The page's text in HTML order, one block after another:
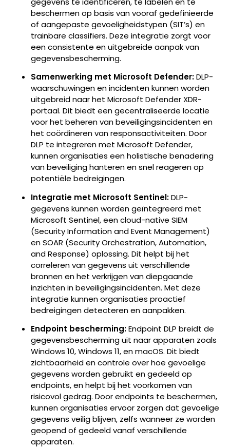
beschermen op basis van vooraf gedefinieerde
of aangepaste gevoeligheidstypen (SIT’s) en
trainbare classifiers. Deze integratie zorgt voor
een consistente en uitgebreide aanpak van
gegevensbescherming.
Samenwerking met Microsoft Defender:DLP-
waarschuwingen en incidenten kunnen worden
uitgebreid naar het Microsoft Defender XDR-
portaal. Dit biedt een gecentraliseerde locatie
voor het beheren van beveiligingsincidenten en
het coördineren van responsactiviteiten. Door
DLP te integreren met Microsoft Defender,
kunnen organisaties een holistische benadering
van beveiliging hanteren en snel reageren op
potentiële bedreigingen.
Integratie met Microsoft Sentinel:DLP-
gegevens kunnen worden geïntegreerd met
Microsoft Sentinel, een cloud-native SIEM
(Security Information and Event Management)
en SOAR (Security Orchestration, Automation,
and Response) oplossing. Dit helpt bij het
correleren van gegevens uit verschillende
bronnen en het verkrijgen van diepgaande
inzichten in beveiligingsincidenten. Met deze
integratie kunnen organisaties proactief
bedreigingen detecteren en aanpakken.
Endpoint bescherming:Endpoint DLP breidt de
gegevensbescherming uit naar apparaten zoals
Windows 10, Windows 11, en macOS. Dit biedt
zichtbaarheid en controle over hoe gevoelige
gegevens worden gebruikt en gedeeld op
endpoints, en helpt bij het voorkomen van
risicovol gedrag. Door endpoints te beschermen,
kunnen organisaties ervoor zorgen dat gevoelige
gegevens veilig blijven, zelfs wanneer ze worden
geopend of gedeeld vanaf verschillende
apparaten.